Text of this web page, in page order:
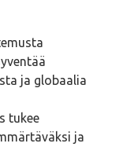
ja globaalia
tukee
ja